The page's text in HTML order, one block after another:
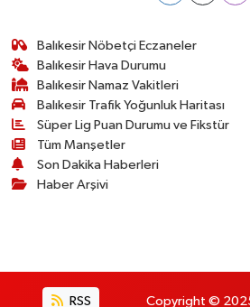
Balıkesir Nöbetçi Eczaneler
Balıkesir Hava Durumu
Balıkesir Namaz Vakitleri
Balıkesir Trafik Yoğunluk Haritası
Süper Lig Puan Durumu ve Fikstür
Tüm Manşetler
Son Dakika Haberleri
Haber Arşivi
RSS Copyright © 2025.